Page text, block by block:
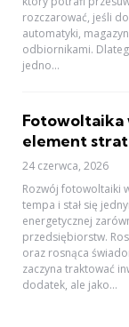
rozczarować, jeśli
automatyki,
odbiornikami.
jedno...
Fotowoltaika
element
24 czerwca, 2026
Rozwój fotowoltaiki
tempa i stał się
energetycznej
przedsiębiorstw.
oraz rosnąca
zaczyna traktować
dodatek, ale jako...